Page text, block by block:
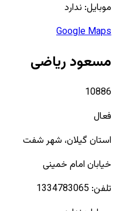
موبایل: ندارد
Google Maps
مسعود ریاضی
10886
فعال
استان گیلان، شهرشفت
خیابان امام خمینی
تلفن: 1334783065